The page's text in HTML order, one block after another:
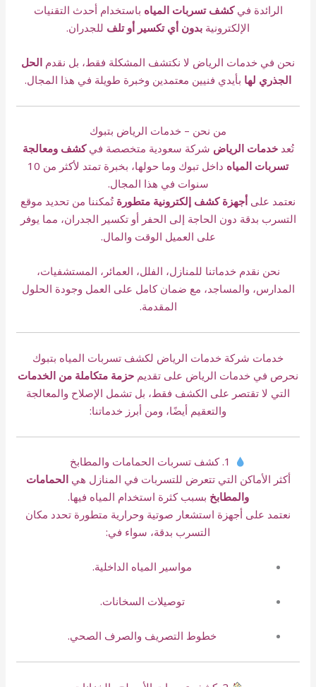
الرائدة فيكشف تسربات المياه باستخدام أحدث التقنيات
الإلكترونية بدون أي تكسير أو تلف للجدران.
نحن في خدمات الرياض لا نكتشف المشكلة فقط، بل نقدم الحل
الجذري لها بأيدي فنيين معتمدين وخبرة طويلة في هذا المجال.
من نحن – خدمات الرياض بتبوك
تُعدخدمات الرياض شركة سعودية متخصصة فيكشف ومعالجة
تسربات المياه
داخل تبوك وما حولها، بخبرة تمتد لأكثر من 10
سنوات في هذا المجال.
نعتمد على أجهزة كشف إلكترونية متطورة تُمكننا من تحديد موقع
التسرب بدقة دون الحاجة إلى الحفر أو تكسير الجدران، مما يوفر
على العميل الوقت والمال.
نحن نقدم خدماتنا للمنازل، الفلل، العمائر، المستشفيات،
المدارس، والمساجد، مع ضمان كامل على العمل وجودة الحلول
المقدمة.
خدمات شركة خدمات الرياض لكشف تسربات المياه بتبوك
نحرص في خدمات الرياض على تقديم حزمة متكاملة من الخدمات
التي لا تقتصر على الكشف فقط، بل تشمل الإصلاح والمعالجة
والتعقيم أيضًا، ومن أبرز خدماتنا:
أكثر الأماكن التي تتعرض للتسربات في المنازل هيالحمامات
والمطابخ بسبب كثرة استخدام المياه فيها.
نعتمد على أجهزة استشعار صوتية وحرارية متطورة تحدد مكان
التسرب بدقة، سواء في:
مواسير المياه الداخلية.
توصيلات السخانات.
خطوط التصريف والصرف الصحي.